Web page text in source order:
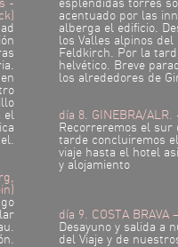
-
el
espléndidas torres
acentuado por las
alberga el edificio.
los Valles alpinos del
Feldkirch. Por la
helvético. Breve
los alrededores de
día 8. GINEBRA/ALR.
Recorreremos el sur
tarde concluiremos
viaje hasta el hotel
y alojamiento
día 9. COSTA BRAVA
Desayuno y salida a
del Viaje y de